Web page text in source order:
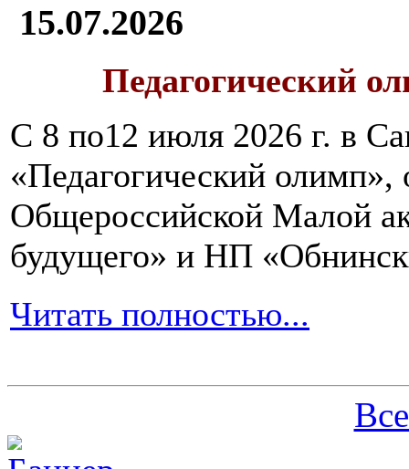
15.07.2026
Педагогический
С 8 по12 июля 2026 г. в
«Педагогический олимп»,
Общероссийской Малой
будущего» и НП
Читать полностью...